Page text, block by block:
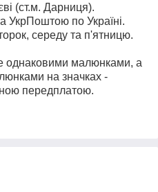
(ст.м. Дарниця).
по Україні.
середу та п'ятницю.
однаковими малюнками, а
на значках -
передплатою.